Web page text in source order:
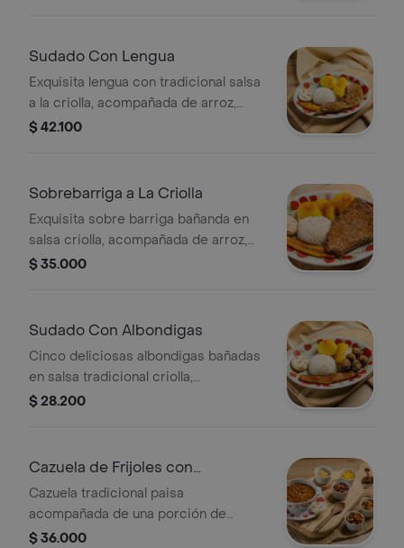
de platano maduro y arepa.
Sudado Con Lengua
Exquisita lengua con tradicional salsa
a la criolla, acompañada de arroz,
yuca y papa sudadas, tajada de
$ 42.100
Sobrebarriga a La Criolla
Exquisita sobre barriga bañanda en
salsa criolla, acompañada de arroz,
yuca y papa sudadas, tajada de
$ 35.000
Sudado Con Albondigas
Cinco deliciosas albondigas bañadas
en salsa tradicional criolla,
acompañada de arroz, yuca y papa
$ 28.200
Cazuela de Frijoles con
Chicharrón
Cazuela tradicional paisa
acompañada de una porción de
frijoles con una exquisita
$ 36.000